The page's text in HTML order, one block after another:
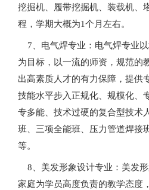
挖掘机、履带挖掘机、装载机、
程，学期大概为1个月左右。
7、电气焊专业：电气焊专业
为目标，以一流的师资，规范的
出高素质人才的有力保障，提供
技能水平步入正规化、规模化、
专多能、技术过硬的复合型技术
班、三项全能班、压力管道焊接
等。
8、美发形象设计专业：美发
家庭为学员高度负责的教学态度